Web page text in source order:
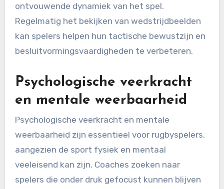
ontvouwende dynamiek van het spel.
Regelmatig het bekijken van wedstrijdbeelden
kan spelers helpen hun tactische bewustzijn en
besluitvormingsvaardigheden te verbeteren.
Psychologische veerkracht
en mentale weerbaarheid
Psychologische veerkracht en mentale
weerbaarheid zijn essentieel voor rugbyspelers,
aangezien de sport fysiek en mentaal
veeleisend kan zijn. Coaches zoeken naar
spelers die onder druk gefocust kunnen blijven